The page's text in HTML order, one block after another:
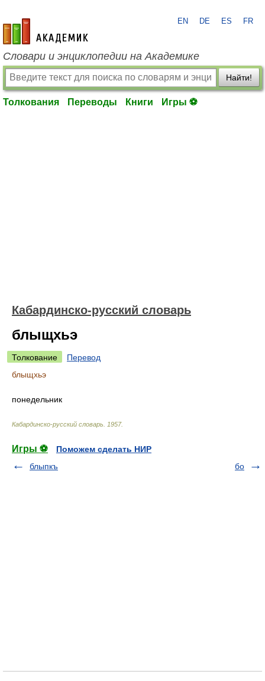
academic.ru
EN DE ES FR
Словари и энциклопедии на Академике
Найти!
Толкования Переводы Книги Игры ⚽
Кабардинско-русский словарь
блыщхьэ
Толкование
Перевод
блыщхьэ
понедельник
Кабардинско-русский словарь 1957.
Игры ⚽
Поможем сделать НИР
блыпкъ
бо